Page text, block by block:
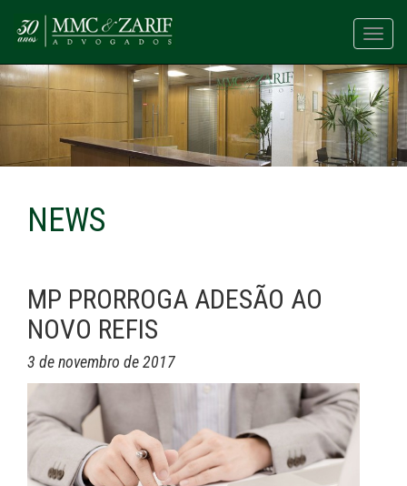
NEWS
MP PRORROGA ADESÃO AO
NOVO REFIS
3 de novembro de 2017